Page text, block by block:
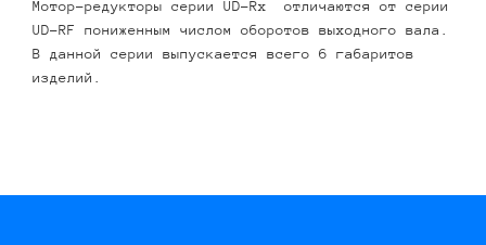
Мотор-редукторы серии UD-Rx отличаются от серии
UD-RF пониженным числом оборотов выходного вала.
В данной серии выпускается всего 6 габаритов
изделий.